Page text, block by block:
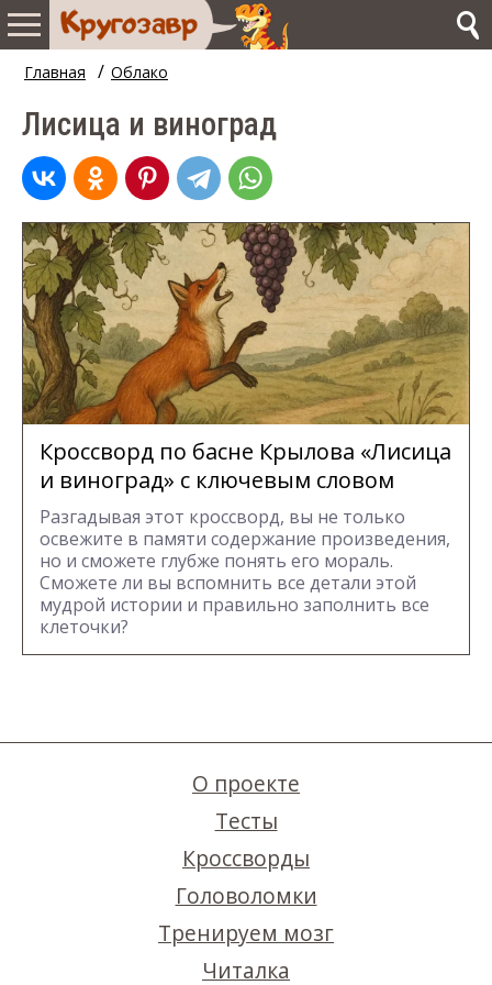
Главная / Облако
Лисица и виноград
Кроссворд по басне Крылова «Лисица
и виноград» с ключевым словом
Разгадывая этот кроссворд, вы не только
освежите в памяти содержание произведения,
но и сможете глубже понять его мораль.
Сможете ли вы вспомнить все детали этой
мудрой истории и правильно заполнить все
клеточки?
О проекте
Тесты
Кроссворды
Головоломки
Тренируем мозг
Читалка